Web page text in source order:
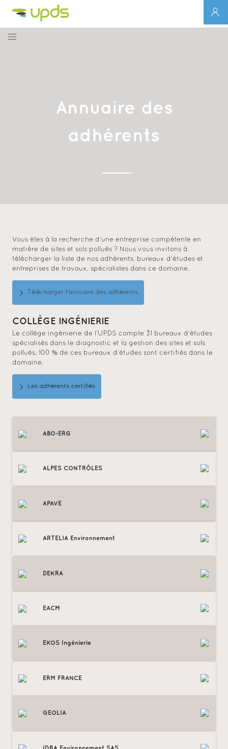
Annuaire des
adhérents
Vous êtes à la recherche d’une entreprise compétente en
matière de sites et sols pollués ? Nous vous invitons à
télécharger la liste de nos adhérents, bureaux d’études et
entreprises de travaux, spécialistes dans ce domaine.
Télécharger l'annuaire des adhérents
COLLÈGE INGÉNIERIE
Le collège ingénierie de l’UPDS compte 31 bureaux d’études
spécialisés dans le diagnostic et la gestion des sites et sols
pollués. 100 % de ces bureaux d’études sont certifiés dans le
domaine.
Les adhérents certifiés
ABO-ERG
ALPES CONTRÔLES
APAVE
ARTELIA Environnement
DEKRA
EACM
EKOS Ingénierie
ERM FRANCE
GEOLIA